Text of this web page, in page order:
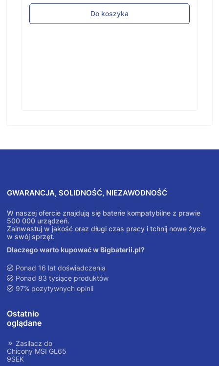
Do koszyka
GWARANCJA, SOLIDNOŚĆ, NIEZAWODNOŚĆ
W naszej ofercie znajdują się baterie kompatybilne z prawie
500 000 urządzeń.
Zainwestuj w jakość oraz długi czas pracy i tchnij nowe życie
w swój sprzęt.
Dlaczego warto kupować w Bigbaterii.pl?
Ponad 16 lat doświadczenia
Ponad 83 tysiące produktów
97% pozytywnych opinii
Ostatnio
oglądane
Zasilacz do
Chicony MSI GL65
9SEK